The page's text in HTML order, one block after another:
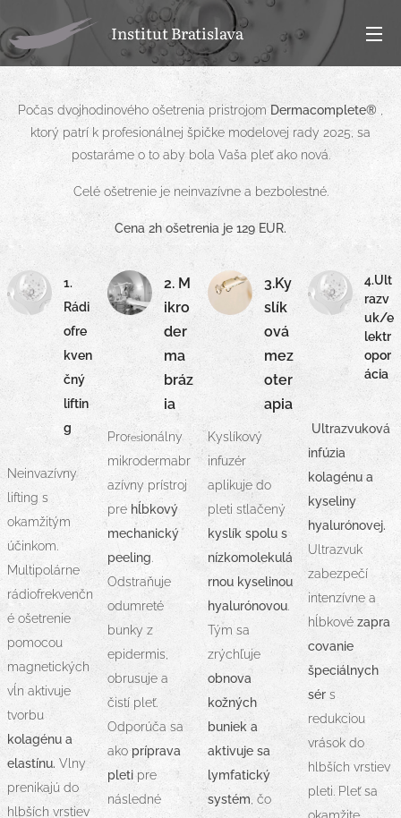
Institut Bratislava
Počas dvojhodinového ošetrenia pristrojom Dermacomplete®,
ktorý patrí k profesionálnej špičke modelovej rady 2025, sa
postaráme o to aby bola Vaša pleť ako nová.
Celé ošetrenie je neinvazívne a bezbolestné.
Cena 2h ošetrenia je 129 EUR.
1.
Rádi
ofre
kven
čný
liftin
g
Neinvazívny
lifting s
okamžitým
účinkom.
Multipolárne
rádiofrekvenčn
é ošetrenie
pomocou
magnetických
vĺn aktivuje
tvorbu
kolagénu a
elastínu. Vlny
prenikajú do
hlbších vrstiev
2. M
ikro
der
ma
bráz
ia
Profesionálny
mikrodermabr
azívny prístroj
prehĺbkový
mechanický
peeling
Odstraňuje
odumreté
bunky z
epidermis,
obrusuje a
čistí pleť.
Odporúča sa
akopríprava
pleti pre
následné
3.Ky
slík
ová
mez
oter
apia
Kyslíkový
infuzér
aplikuje do
pleti stlačený
kyslík spolu s
nízkomolekulá
rnou kyselinou
hyalurónovou
Tým sa
zrýchľuje
obnova
kožných
buniek a
aktivuje sa
lymfatický
systém , čo
4.Ult
razv
uk/e
lektr
opor
ácia
Ultrazvuková
infúzia
kolagénu a
kyseliny
hyalurónovej.
Ultrazvuk
zabezpečí
intenzívne a
hĺbkové zapra
covanie
špeciálnych
sér s
redukciou
vrások do
hlbších vrstiev
pleti. Pleť sa